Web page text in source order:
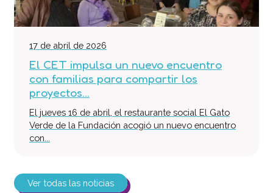
17 de abril de 2026
El CET impulsa un nuevo encuentro
con familias para compartir los
proyectos...
El jueves 16 de abril, el restaurante social El Gato
Verde de la Fundación acogió un nuevo encuentro
con...
Ver todas las noticias